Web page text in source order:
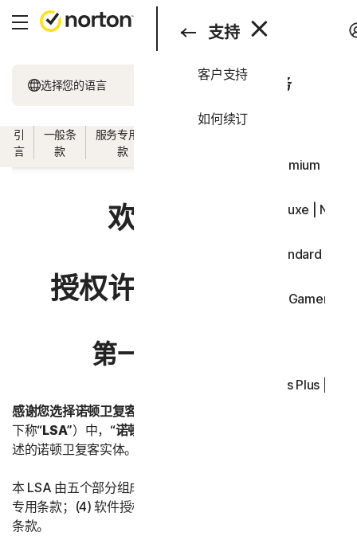
搜索
产品与服务
产品与服务
所有产品和服务
一体化套餐
Norton 360 Premium |
Norton 360 Deluxe |
Norton 360 Standard |
Norton 360 for Gamers |
Norton Antivirus Plus |
支持
客户支持
如何续订
选择您的语言
引
言
一般条
款
服务专用条
款
欢迎使用！
授权许可和服务协议
第一部分 - 引言
感谢您选择诺顿卫复客。
下称“LSA”）中，“诺顿卫复客
述的诺顿卫复客实体。
本 LSA 由五个部分组成：(1) 引言；(2) 一般条款；(3) 服务
专用条款；(4) 软件授权许可条款；以及 (5) 国家/地区专用
条款。